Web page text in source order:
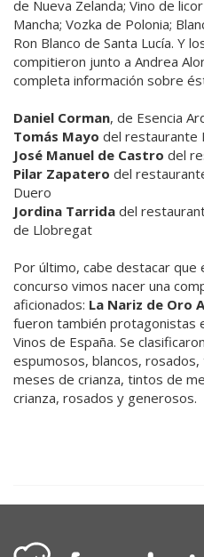
de Nueva Zelanda; Vino de
Mancha; Vozka de Polonia;
Ron Blanco de Santa Lucía. Y
compitieron junto a Andrea
completa información sobre
Daniel Corman, de Esencia
Tomás Mayo del restaurante
José Manuel de Castro del
Pilar Zapatero del
Duero
Jordina Tarrida del
de Llobregat
Por último, cabe destacar que
concurso vimos nacer una
aficionados: La Nariz de Oro
fueron también protagonistas
Vinos de España. Se
espumosos, blancos,
meses de crianza, tintos de
crianza, rosados y generosos.